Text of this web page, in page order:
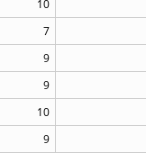
10
7
9
9
10
9